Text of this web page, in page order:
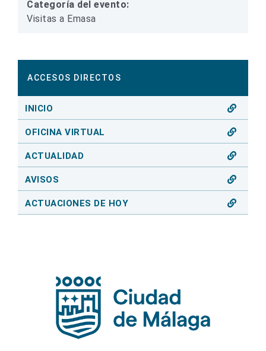
Categoría del evento:
Visitas a Emasa
ACCESOS DIRECTOS
INICIO
OFICINA VIRTUAL
ACTUALIDAD
AVISOS
ACTUACIONES DE HOY